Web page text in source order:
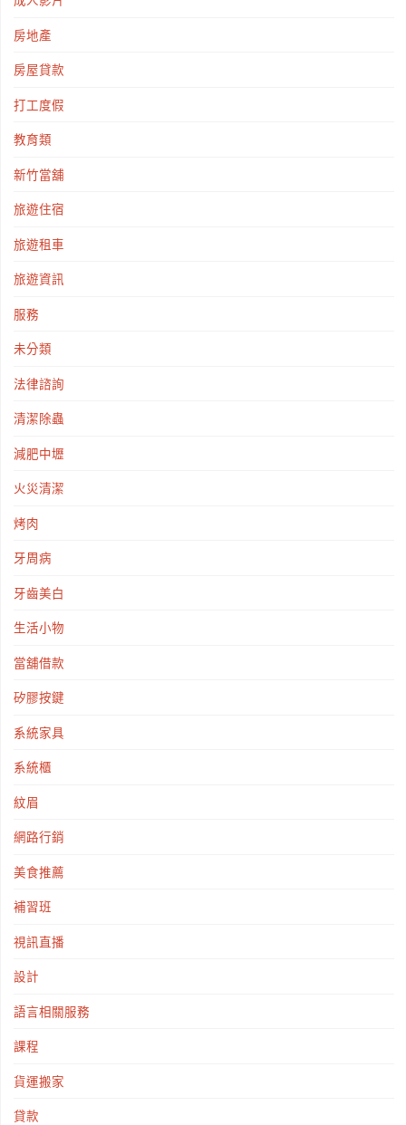
房地產
房屋貸款
打工度假
教育類
新竹當舖
旅遊住宿
旅遊租車
旅遊資訊
服務
未分類
法律諮詢
清潔除蟲
減肥中壢
火災清潔
烤肉
牙周病
牙齒美白
生活小物
當舖借款
矽膠按鍵
系統家具
系統櫃
紋眉
網路行銷
美食推薦
補習班
視訊直播
設計
語言相關服務
課程
貨運搬家
貸款